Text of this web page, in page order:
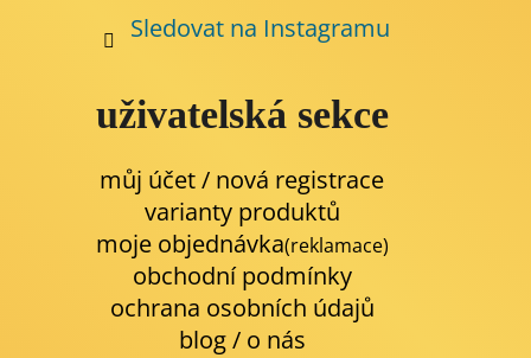
Sledovat na Instagramu
uživatelská sekce
můj účet / nová registrace
varianty produktů
moje objednávka(reklamace)
obchodní podmínky
ochrana osobních údajů
blog/ o nás